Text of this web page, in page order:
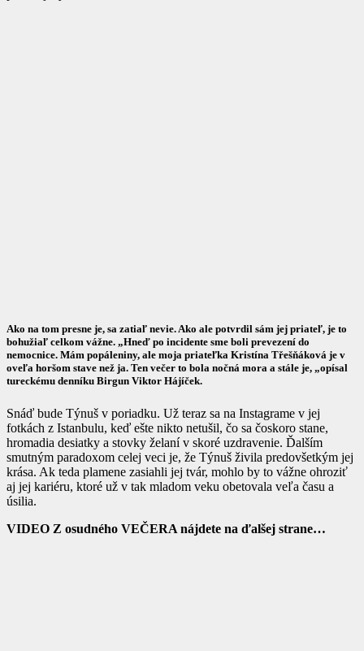
Ako na tom presne je, sa zatiaľ nevie. Ako ale potvrdil sám jej priateľ, je to
bohužiaľ celkom vážne. „Hneď po incidente sme boli prevezení do
nemocnice. Mám popáleniny, ale moja priateľka Kristína Třešňáková je v
oveľa horšom stave než ja. Ten večer to bola nočná mora a stále je, „opísal
tureckému denníku Birgun Viktor Hájíček.
Snáď bude Týnuš v poriadku. Už teraz sa na Instagrame v jej
fotkách z Istanbulu, keď ešte nikto netušil, čo sa čoskoro stane,
hromadia desiatky a stovky želaní v skoré uzdravenie. Ďalším
smutným paradoxom celej veci je, že Týnuš živila predovšetkým jej
krása. Ak teda plamene zasiahli jej tvár, mohlo by to vážne ohroziť
aj jej kariéru, ktoré už v tak mladom veku obetovala veľa času a
úsilia.
VIDEO Z osudného VEČERA nájdete na ďalšej strane…